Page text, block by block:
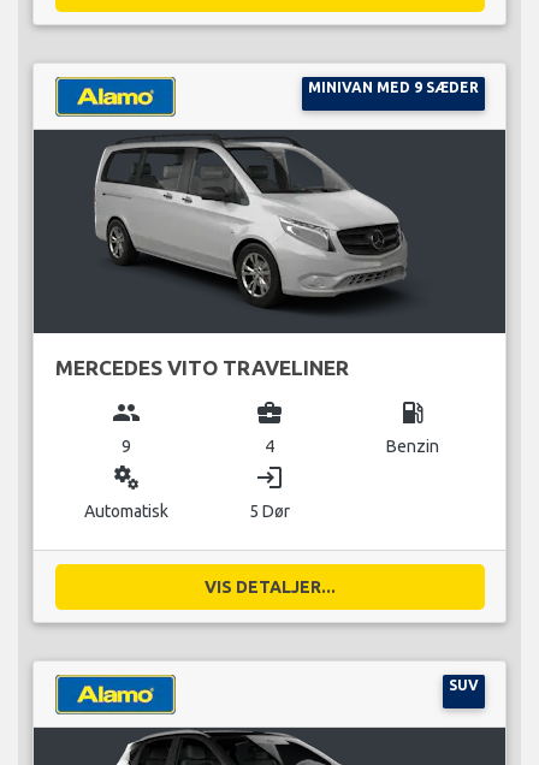
MINIVAN MED 9 SÆDER
MERCEDES VITO TRAVELINER
group
9
business_center
4
local_gas_station
Benzin
miscellaneous_services
Automatisk
login
5 Dør
VIS DETALJER...
SUV